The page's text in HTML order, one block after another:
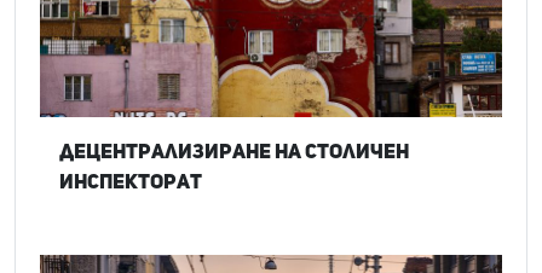
Децентрализиране на Столичен
инспекторат